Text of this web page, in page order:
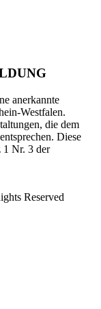
anerkannte
Westfalen.
die dem
Diese
1 Nr. 3 der
Reserved